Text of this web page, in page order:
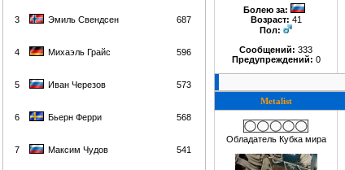
3 Эмиль Свендсен 687
4 Михаэль Грайс 596
5 Иван Черезов 573
6 Бьерн Ферри 568
7 Максим Чудов 541
Болею за:
Возраст: 41
Пол:
Сообщений: 333
Предупреждений: 0
Metalist
Обладатель Кубка мира